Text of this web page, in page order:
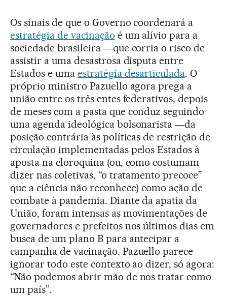
Os sinais de que o Governo coordenará a
estratégia de vacinação é um alívio para a
sociedade brasileira ―que corria o risco de
assistir a uma desastrosa disputa entre
Estados e uma estratégia desarticulada. O
próprio ministro Pazuello agora prega a
união entre os três entes federativos, depois
de meses com a pasta que conduz seguindo
uma agenda ideológica bolsonarista ―da
posição contrária às políticas de restrição de
circulação implementadas pelos Estados à
aposta na cloroquina (ou, como costumam
dizer nas coletivas, “o tratamento precoce”
que a ciência não reconhece) como ação de
combate à pandemia. Diante da apatia da
União, foram intensas as movimentações de
governadores e prefeitos nos últimos dias em
busca de um plano B para antecipar a
campanha de vacinação. Pazuello parece
ignorar todo este contexto ao dizer, só agora:
“Não podemos abrir mão de nos tratar como
um país”.